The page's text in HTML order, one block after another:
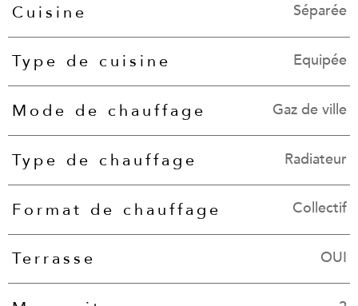
Cuisine Séparée
Type de cuisine Equipée
Mode de chauffage Gaz de ville
Type de chauffage Radiateur
Format de chauffage Collectif
Terrasse OUI